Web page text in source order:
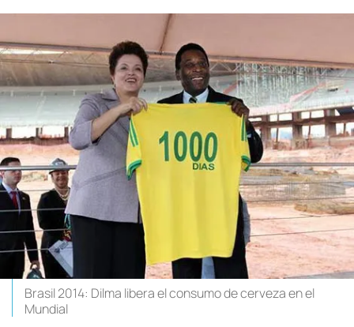
Brasil 2014: Dilma libera el consumo de cerveza en el
Mundial